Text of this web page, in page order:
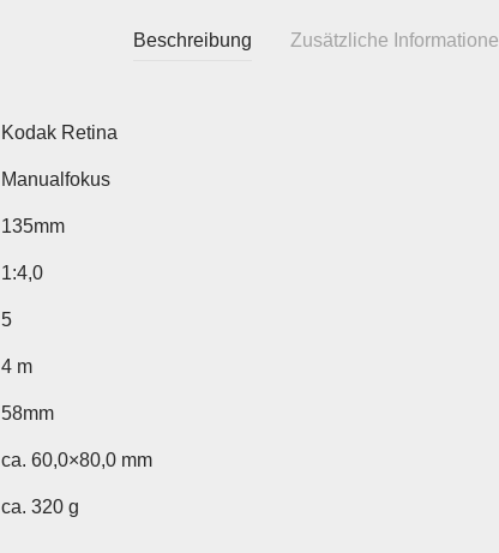
Beschreibung Zusätzliche
Kodak Retina
Manualfokus
135mm
1:4,0
5
4 m
58mm
ca. 60,0×80,0 mm
ca. 320 g